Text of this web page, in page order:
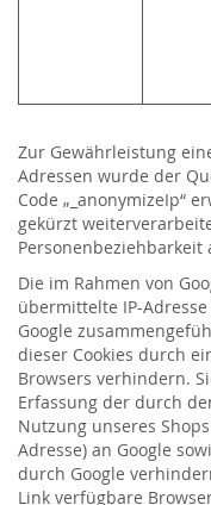
Zur Gewährleistung
Adressen wurde der
Code „_anonymizeIp“
gekürzt
Personenbeziehbarkeit
Die im Rahmen von
übermittelte IP-
Google
dieser Cookies durch
Browsers verhindern.
Erfassung der durch
Nutzung unseres
Adresse) an Google
durch Google
Link verfügbare